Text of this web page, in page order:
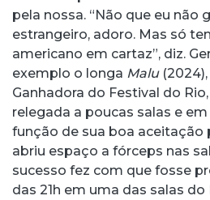
pela nossa. “Não que eu não
estrangeiro, adoro. Mas só
americano em cartaz”, diz.
exemplo o longa Malu(2024),
Ganhadora do Festival do
relegada a poucas salas e
função de sua boa aceitação
abriu espaço a fórceps nas
sucesso fez com que fosse
das 21h em uma das salas